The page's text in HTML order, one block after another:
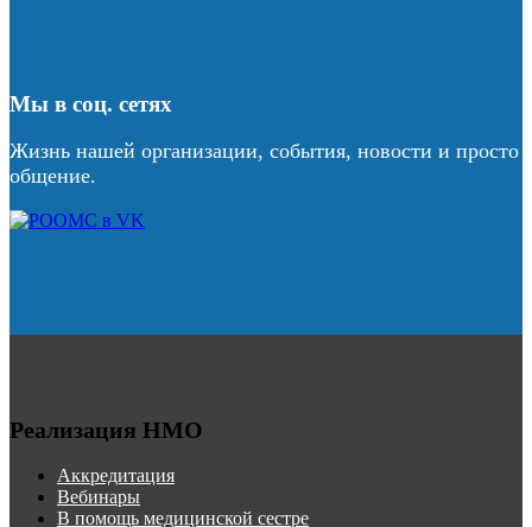
Мы в соц. сетях
Жизнь нашей организации, события, новости и просто
общение.
Реализация НМО
Аккредитация
Вебинары
В помощь медицинской сестре